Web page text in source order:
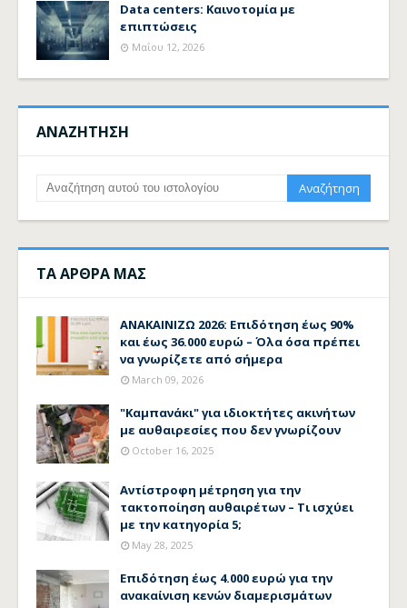
Data centers: Καινοτομία με
επιπτώσεις
Μαΐου 12, 2026
ΑΝΑΖΗΤΗΣΗ
ΤΑ ΑΡΘΡΑ ΜΑΣ
ΑΝΑΚΑΙΝΙΖΩ 2026: Επιδότηση έως 90%
και έως 36.000 ευρώ – Όλα όσα πρέπει
να γνωρίζετε από σήμερα
March 09, 2026
"Καμπανάκι" για ιδιοκτήτες ακινήτων
με αυθαιρεσίες που δεν γνωρίζουν
October 16, 2025
Αντίστροφη μέτρηση για την
τακτοποίηση αυθαιρέτων – Τι ισχύει
με την κατηγορία 5;
May 28, 2025
Επιδότηση έως 4.000 ευρώ για την
ανακαίνιση κενών διαμερισμάτων